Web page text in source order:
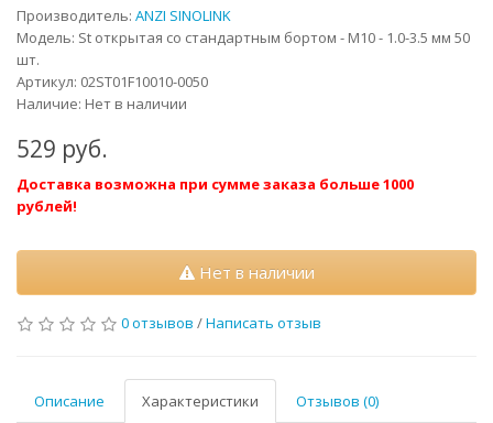
Производитель: ANZI SINOLINK
Модель: St открытая со стандартным бортом - М10 - 1.0-3.5 мм 50
шт.
Артикул: 02ST01F10010-0050
Наличие: Нет в наличии
529 руб.
Доставка возможна при сумме заказа больше 1000
рублей!
Нет в наличии
0 отзывов /Написать отзыв
Описание Характеристики Отзывов (0)